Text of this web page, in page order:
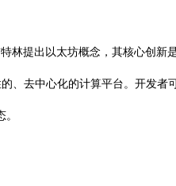
提出以太坊概念，其核心创
去中心化的计算平台。开发